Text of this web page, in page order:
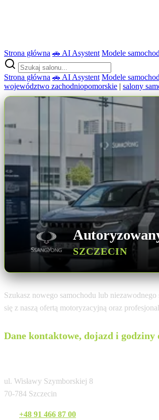
Strona główna 🚗 AI Asystent Modele
Strona główna 🚗 AI Asystent Modele
województwo zachodniopomorskie | salony
SZCZECIN
Szukasz nowego samochodu lub
się z naszą ofertą motoryzacyjną oraz
Dane kontaktowe, dojazd i godziny
ul. Wisławy Szymborskiej 8
70-784 Szczecin
+48 91 466 87 00